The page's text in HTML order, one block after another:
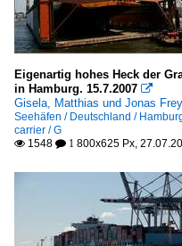
Eigenartig hohes Heck der
in Hamburg. 15.7.2007 
Gisela, Matthias und Jonas Frey
Seehäfen / Deutschland /
carrier / G
 1548  1 800x625 Px,